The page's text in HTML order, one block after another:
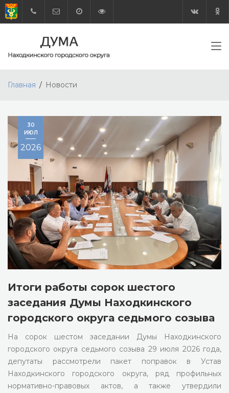
Главная Новости
Итоги работы сорок шестого
заседания Думы Находкинского
городского округа седьмого созыва
На сорок шестом заседании Думы Находкинского
городского округа седьмого созыва 29 июля 2026 года,
депутаты рассмотрели пакет поправок в Устав
Находкинского городского округа, ряд профильных
нормативно-правовых актов, а также утвердили
30
ИЮЛ
2026